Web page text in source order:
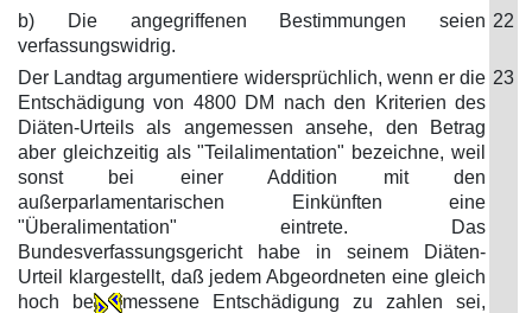
b) Die angegriffenen Bestimmungen seien
verfassungswidrig.
22
Der Landtag argumentiere widersprüchlich, wenn er die
Entschädigung von 4800 DM nach den Kriterien des
Diäten-Urteils als angemessen ansehe, den Betrag
aber gleichzeitig als "Teilalimentation" bezeichne, weil
sonst bei einer Addition mit den
außerparlamentarischen Einkünften eine
"Überalimentation" eintrete. Das
Bundesverfassungsgericht habe in seinem Diäten-
Urteil klargestellt, daß jedem Abgeordneten eine gleich
hoch be
messene Entschädigung zu zahlen sei,
23